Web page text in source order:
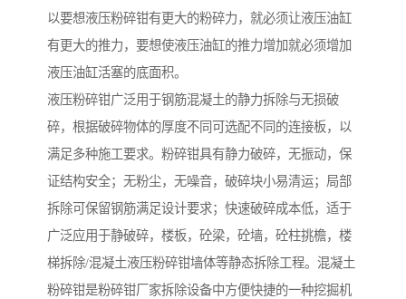
以要想液压粉碎钳有更大的粉碎力，就必须让液压油缸
有更大的推力，要想使液压油缸的推力增加就必须增加
液压油缸活塞的底面积。
液压粉碎钳广泛用于钢筋混凝土的静力拆除与无损破
碎，根据破碎物体的厚度不同可选配不同的连接板，以
满足多种施工要求。粉碎钳具有静力破碎，无振动，保
证结构安全；无粉尘，无噪音，破碎块小易清运；局部
拆除可保留钢筋满足设计要求；快速破碎成本低，适于
广泛应用于静破碎，楼板，砼梁，砼墙，砼柱挑檐，楼
梯拆除/混凝土液压粉碎钳墙体等静态拆除工程。混凝土
粉碎钳是粉碎钳厂家拆除设备中方便快捷的一种挖掘机